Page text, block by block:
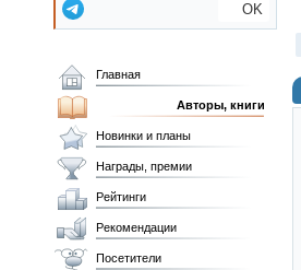
OK
Главная
Авторы, книги
Новинки и планы
Награды, премии
Рейтинги
Рекомендации
Посетители